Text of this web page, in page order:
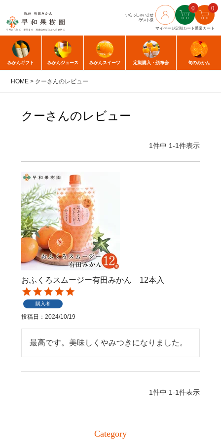
いらっしゃいませ
/ゲスト様
マイページ
0
定期カート
0
通常カート
みかんギフト みかんジュース みかんスイーツ 定期購入 ・頒布会 旬のみかん
HOME クーさんのレビュー
クーさんのレビュー
1件中 1-1件表示
おふくろスムージー有田みかん 12本入
購入者
投稿日 2024/10/19
最高です。美味しくやみつきになりました。
1件中 1-1件表示
Category